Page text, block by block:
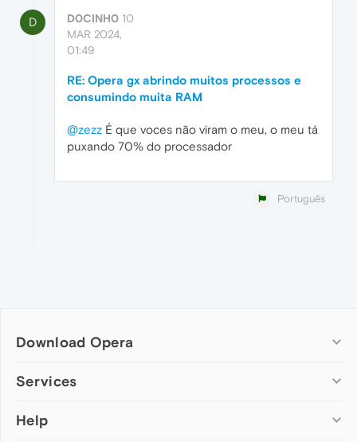
D D0CINH0 10
MAR 2024,
01:49
RE: Opera gx abrindo muitos processos e
consumindo muita RAM
@zezz É que voces não viram o meu, o meu tá
puxando 70% do processador
Português
Download Opera
Computer browsers
Opera for Mac
Services
Add-ons
Help